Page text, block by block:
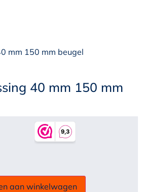
mm 150 mm beugel
40 mm 150 mm
aan winkelwagen